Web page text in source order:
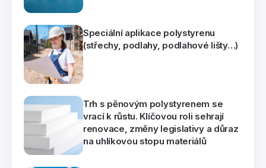
Speciální aplikace polystyrenu
(střechy, podlahy, podlahové lišty…)
Trh s pěnovým polystyrenem se
vrací k růstu. Klíčovou roli sehrají
renovace, změny legislativy a důraz
na uhlíkovou stopu materiálů